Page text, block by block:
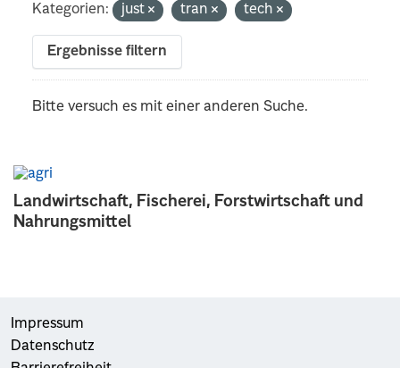
Landwirtschaft, Fischerei, Forstwirtschaft und
Nahrungsmittel
Kategorien:
just tran tech
Ergebnisse filtern
Bitte versuch es mit einer anderen Suche.
Impressum
Datenschutz